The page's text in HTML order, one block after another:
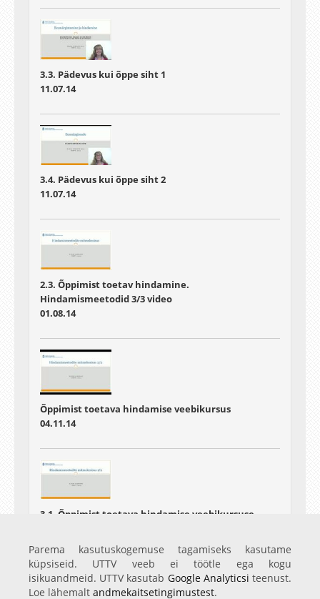
3.3. Pädevus kui õppe siht 1
11.07.14
3.4. Pädevus kui õppe siht 2
11.07.14
2.3. Õppimist toetav hindamine.
Hindamismeetodid 3/3 video
01.08.14
Õppimist toetava hindamise veebikursus
04.11.14
3.1. Õppimist toetava hindamise veebikursuse
"uurimismeetodid" 1 osa 2st
28.03.15
Parema kasutuskogemuse tagamiseks kasutame
küpsiseid. UTTV veeb ei töötle ega kogu
isikuandmeid. UTTV kasutab Google Analyticsi teenust.
Loe lähemalt andmekaitsetingimustest.